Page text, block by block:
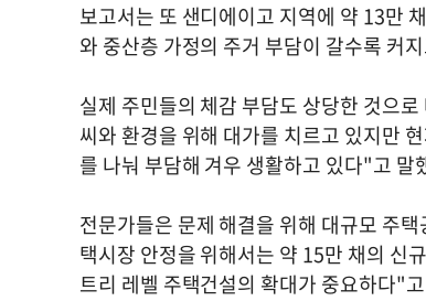
보고서는 또 샌디에이고 지역에 약 13만
와 중산층 가정의 주거 부담이 갈수록 커
실제 주민들의 체감 부담도 상당한 것으
씨와 환경을 위해 대가를 치르고 있지만
를 나눠 부담해 겨우 생활하고 있다"고
전문가들은 문제 해결을 위해 대규모 주
택시장 안정을 위해서는 약 15만 채의 신
트리 레벨 주택건설의 확대가 중요하다"